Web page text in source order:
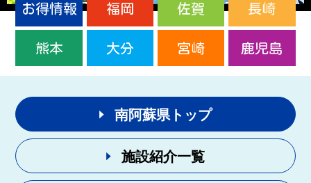
お得情報 福岡 佐賀 長崎
熊本 大分 宮崎 鹿児島
南阿蘇県トップ
施設紹介一覧